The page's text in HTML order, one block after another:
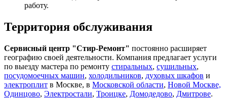
работу.
Территория обслуживания
Сервисный центр "Стир-Ремонт" постоянно расширяет
географию своей деятельности. Компания предлагает услуги
по выезду мастера по ремонту стиральных, сушильных,
посудомоечных машин, холодильников, духовых шкафов и
электроплит в Москве, в Московской области, Новой Москве,
Одинцово, Электростали, Троицке, Домодедово, Дмитрове.